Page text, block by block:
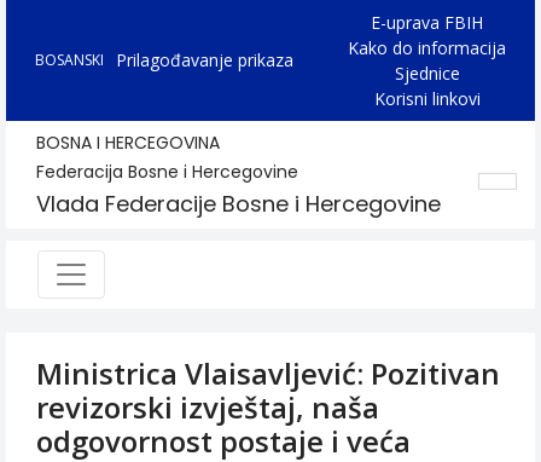
BOSANSKI Prilagođavanje prikaza
E-uprava FBIH
Kako do informacija
Sjednice
Korisni linkovi
BOSNA I HERCEGOVINA
Federacija Bosne i Hercegovine
Vlada Federacije Bosne i Hercegovine
Ministrica Vlaisavljević: Pozitivan
revizorski izvještaj, naša
odgovornost postaje i veća